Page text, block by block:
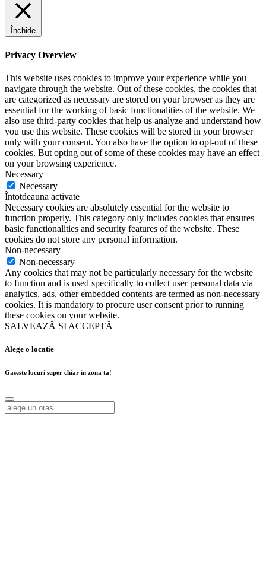
Închide
Privacy Overview
This website uses cookies to improve your experience while you
navigate through the website. Out of these cookies, the cookies that
are categorized as necessary are stored on your browser as they are
essential for the working of basic functionalities of the website. We
also use third-party cookies that help us analyze and understand how
you use this website. These cookies will be stored in your browser
only with your consent. You also have the option to opt-out of these
cookies. But opting out of some of these cookies may have an effect
on your browsing experience.
Necessary
Necessary
Întotdeauna activate
Necessary cookies are absolutely essential for the website to
function properly. This category only includes cookies that ensures
basic functionalities and security features of the website. These
cookies do not store any personal information.
Non-necessary
Non-necessary
Any cookies that may not be particularly necessary for the website
to function and is used specifically to collect user personal data via
analytics, ads, other embedded contents are termed as non-necessary
cookies. It is mandatory to procure user consent prior to running
these cookies on your website.
SALVEAZĂ ȘI ACCEPTĂ
Alege o locatie
Gaseste locuri super chiar in zona ta!
Alege o locatie